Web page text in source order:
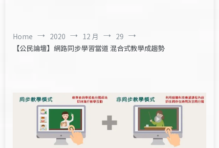
Home 2020 12 月
29
【公民論壇】網路同步學習當道 混合式教學成趨勢